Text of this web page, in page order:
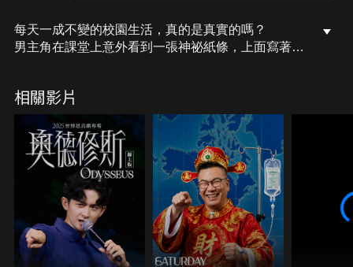
每天一成不變的校園生活，真的是真實的嗎？
男主角在課堂上意外看到一張神祕紙條，上面寫著最
走廊中瘋狂奔逃。
原來這一切，只是第 47 次實驗……而他，已經逐漸
覺醒了。
德明財經科技大學, 多媒體設計系 陳雅琪《第47次醒
相關影片